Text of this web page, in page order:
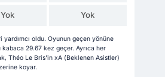
Yok Yok
oldu. Oyunun geçen yönüne
kabaca 29.67 kez geçer. Ayrıca her
Théo Le Bris'in xA (Beklenen Asistler)
koyar.